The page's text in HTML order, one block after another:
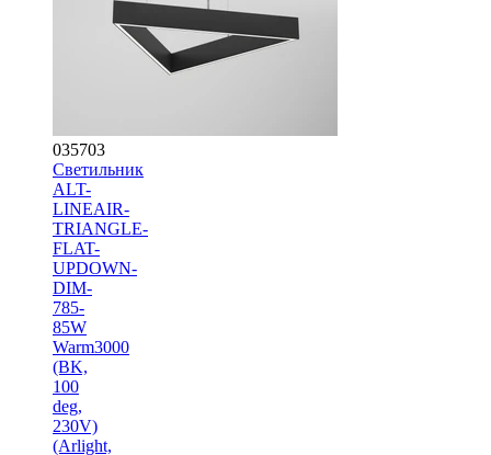
035703
Светильник
ALT-
LINEAIR-
TRIANGLE-
FLAT-
UPDOWN-
DIM-
785-
85W
Warm3000
(BK,
100
deg,
230V)
(Arlight,